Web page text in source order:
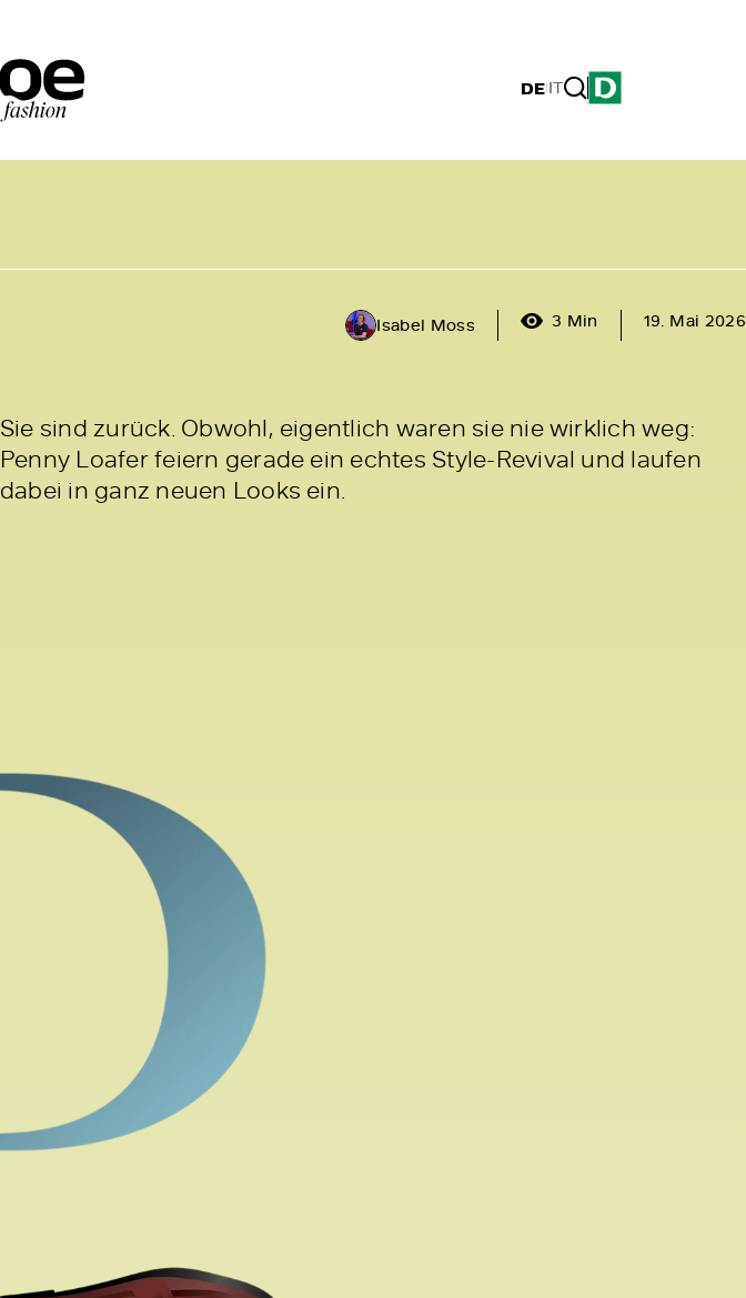
DE|IT
Isabel Moss 3 Min 19. Mai 2026
Sie sind zurück. Obwohl, eigentlich waren sie nie wirklich weg:
Penny Loafer feiern gerade ein echtes Style-Revival und laufen
dabei in ganz neuen Looks ein.